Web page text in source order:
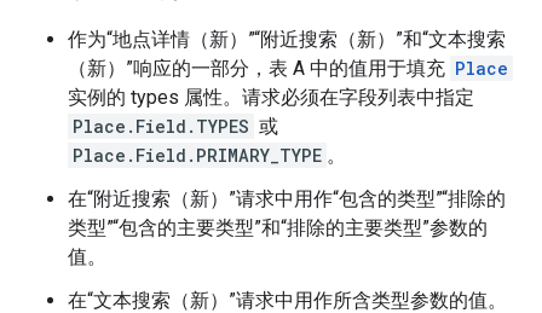
作为“地点详情（新）”“附近搜索（新）”和“文本搜索
（新）”响应的一部分，表 A 中的值用于填充 Place
实例的 types 属性。请求必须在字段列表中指定
Place.Field.TYPES 或
Place.Field.PRIMARY_TYPE 。
在“附近搜索（新）”请求中用作“包含的类型”“排除的
类型”“包含的主要类型”和“排除的主要类型”参数的
值。
在“文本搜索（新）”请求中用作所含类型参数的值。